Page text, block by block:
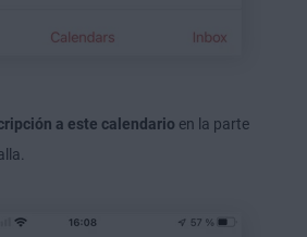
a este calendario en la parte